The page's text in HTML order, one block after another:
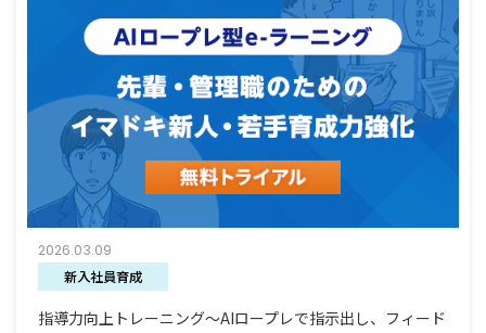
2026.03.09
新入社員育成
指導力向上トレーニング～AIロープレで指示出し、フィード